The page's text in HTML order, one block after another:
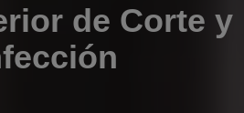
de Corte y